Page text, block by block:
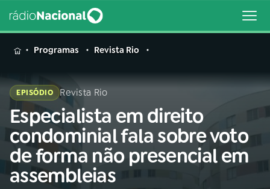
MENU
Buscar
na
Rádio
Nacional
Buscar
AO VIVO
Programas Revista Rio
EPISÓDIO Revista Rio
Especialista em direito
condominial fala sobre voto
de forma não presencial em
assembleias